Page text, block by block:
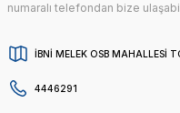
numaralı telefondan bize
İBNİ MELEK OSB MAHALLESİ
4446291